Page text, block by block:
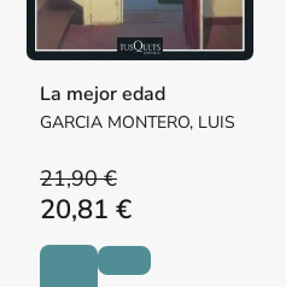
La mejor edad
GARCIA MONTERO, LUIS
21,90 €
20,81 €